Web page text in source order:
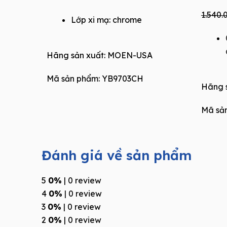
was:
is:
Lớp xi mạ: chrome
Hãng sản xuất: MOEN-USA
Mã sản phẩm: YB9703CH
Hãng
Mã
Đánh giá về sản phẩm
5 0% | 0 review
4 0% | 0 review
3 0% | 0 review
2 0% | 0 review